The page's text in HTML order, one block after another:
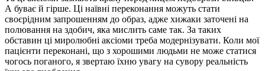
А буває й гірше. Ці наївні переконання можуть стати
своєрідним запрошенням до образ, адже хижаки заточені на
полювання на здобич, яка мислить саме так. За таких
обставин ці миролюбні аксіоми треба модернізувати. Коли мої
пацієнти переконані, що з хорошими людьми не може статися
чогось поганого, я звертаю їхню увагу на сувору реальність